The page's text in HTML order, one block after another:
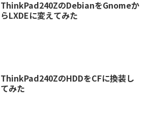
ThinkPad240ZのDebianをGnomeか
らLXDEに変えてみた
ThinkPad240ZのHDDをCFに換装し
てみた